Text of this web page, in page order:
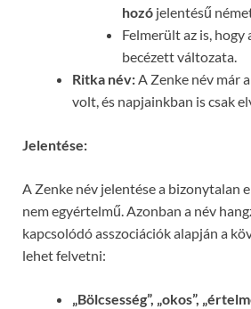
hozó jelentésű
Felmerült az is, hogy
becézett változata.
Ritka név:A Zenke név már
volt, és napjainkban is csak
Jelentése:
A Zenke név jelentése a bizonytalan
nem egyértelmű. Azonban a név
kapcsolódó asszociációk alapján a
lehet felvetni:
„Bölcsesség”, „okos”,